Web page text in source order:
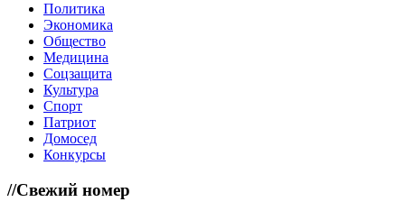
Политика
Экономика
Общество
Медицина
Соцзащита
Культура
Спорт
Патриот
Домосед
Конкурсы
//Свежий номер